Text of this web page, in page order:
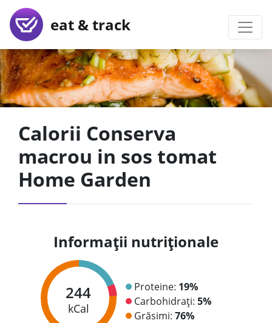
eat & track
Calorii Conserva
macrou in sos tomat
Home Garden
Informații nutriționale
244
kCal
Proteine: 19%
Carbohidrați: 5%
Grăsimi: 76%